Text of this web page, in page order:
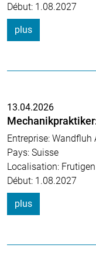
Début: 1.08.2027
plus
13.04.2026
Entreprise: Wandfluh
Pays: Suisse
Localisation: Frutigen
Début: 1.08.2027
plus